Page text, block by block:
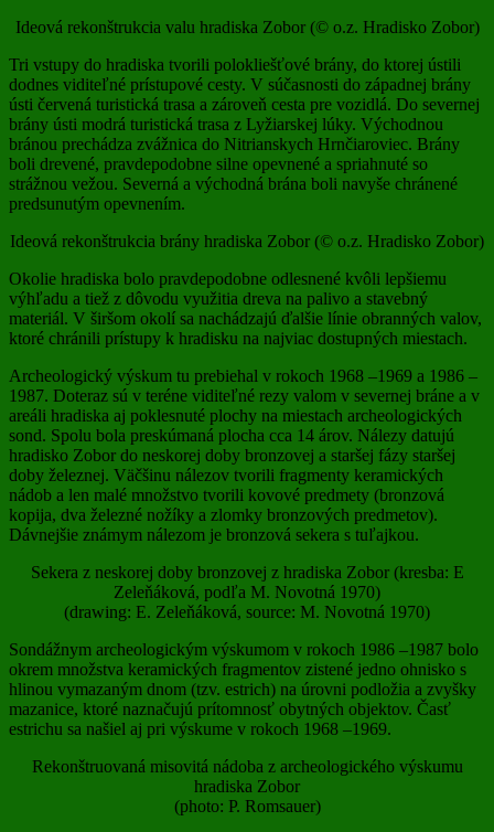
Ideová rekonštrukcia valu hradiska Zobor (© o.z. Hradisko Zobor)
Tri vstupy do hradiska tvorili polokliešťové brány, do ktorej ústili
dodnes viditeľné prístupové cesty. V súčasnosti do západnej brány
ústi červená turistická trasa a zároveň cesta pre vozidlá. Do severnej
brány ústi modrá turistická trasa z Lyžiarskej lúky. Východnou
bránou prechádza zvážnica do Nitrianskych Hrnčiaroviec. Brány
boli drevené, pravdepodobne silne opevnené a spriahnuté so
strážnou vežou. Severná a východná brána boli navyše chránené
predsunutým opevnením.
Ideová rekonštrukcia brány hradiska Zobor (© o.z. Hradisko Zobor)
Okolie hradiska bolo pravdepodobne odlesnené kvôli lepšiemu
výhľadu a tiež z dôvodu využitia dreva na palivo a stavebný
materiál. V širšom okolí sa nachádzajú ďalšie línie obranných valov,
ktoré chránili prístupy k hradisku na najviac dostupných miestach.
Archeologický výskum tu prebiehal v rokoch 1968 –1969 a 1986 –
1987. Doteraz sú v teréne viditeľné rezy valom v severnej bráne a v
areáli hradiska aj poklesnuté plochy na miestach archeologických
sond. Spolu bola preskúmaná plocha cca 14 árov. Nálezy datujú
hradisko Zobor do neskorej doby bronzovej a staršej fázy staršej
doby železnej. Väčšinu nálezov tvorili fragmenty keramických
nádob a len malé množstvo tvorili kovové predmety (bronzová
kopija, dva železné nožíky a zlomky bronzových predmetov).
Dávnejšie známym nálezom je bronzová sekera s tuľajkou.
Sekera z neskorej doby bronzovej z hradiska Zobor (kresba: E
Zeleňáková, podľa M. Novotná 1970)
(drawing: E. Zeleňáková, source: M. Novotná 1970)
Sondážnym archeologickým výskumom v rokoch 1986 –1987 bolo
okrem množstva keramických fragmentov zistené jedno ohnisko s
hlinou vymazaným dnom (tzv. estrich) na úrovni podložia a zvyšky
mazanice, ktoré naznačujú prítomnosť obytných objektov. Časť
estrichu sa našiel aj pri výskume v rokoch 1968 –1969.
Rekonštruovaná misovitá nádoba z archeologického výskumu
hradiska Zobor
(photo: P. Romsauer)